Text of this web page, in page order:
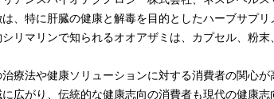
、特に肝臓の健康と解毒を目的としたハーブサプ
リマリンで知られるオオアザミは、カプセル、粉
療法や健康ソリューションに対する消費者の関心
広がり、伝統的な健康志向の消費者も現代の健康